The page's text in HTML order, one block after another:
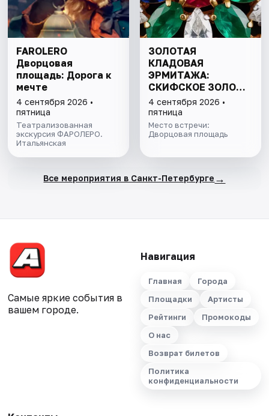
FAROLERO
Дворцовая
площадь: Дорога к
мечте
4 сентября 2026 •
пятница
Театрализованная
экскурсия ФАРОЛЕРО.
Итальянская
ЗОЛОТАЯ
КЛАДОВАЯ
ЭРМИТАЖА:
СКИФСКОЕ ЗОЛОТО
И СОКРОВИЩА
ИМПЕРАТОРСКОЙ
КОЛЛЕКЦИИ
4 сентября 2026 •
пятница
Место встречи:
Дворцовая площадь
Все мероприятия в Санкт-Петербурге →
Самые яркие события в
вашем городе.
Навигация
Главная
Города
Площадки
Артисты
Рейтинги
Промокоды
О нас
Возврат билетов
Политика
конфиденциальности